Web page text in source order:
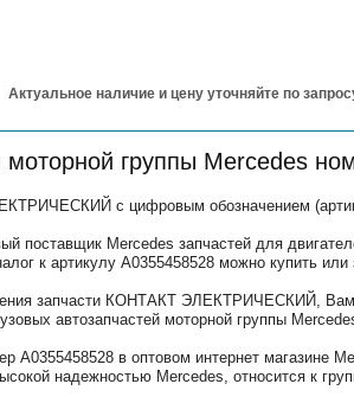
Актуальное наличие и цену уточняйте по
моторной группы Mercedes
с цифровым обозначением
поставщик Mercedes запчастей для
к артикулу A0355458528 можно купить
запчасти КОНТАКТ ЭЛЕКТРИЧЕСКИЙ, Вам
автозапчастей моторной группы
A0355458528 в оптовом интернет магазине
надежностью Mercedes, относится к